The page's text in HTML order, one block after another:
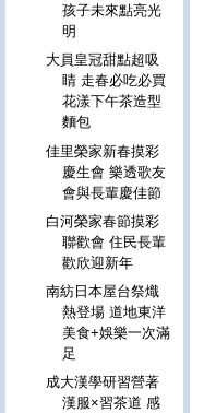
孩子未來點亮光
明
大員皇冠甜點超吸
睛 走春必吃必買
花漾下午茶造型
麵包
佳里榮家新春摸彩
慶生會 樂透歌友
會與長輩慶佳節
白河榮家春節摸彩
聯歡會 住民長輩
歡欣迎新年
南紡日本屋台祭熾
熱登場 道地東洋
美食+娛樂一次滿
足
成大漢學研習營著
漢服×習茶道 感